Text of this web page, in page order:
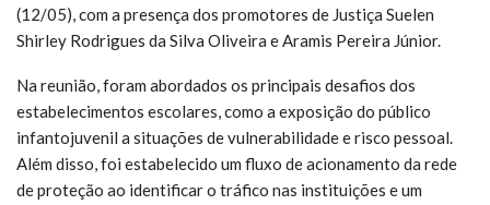
(12/05), com a presença dos promotores de Justiça Suelen
Shirley Rodrigues da Silva Oliveira e Aramis Pereira Júnior.
Na reunião, foram abordados os principais desafios dos
estabelecimentos escolares, como a exposição do público
infantojuvenil a situações de vulnerabilidade e risco pessoal.
Além disso, foi estabelecido um fluxo de acionamento da rede
de proteção ao identificar o tráfico nas instituições e um